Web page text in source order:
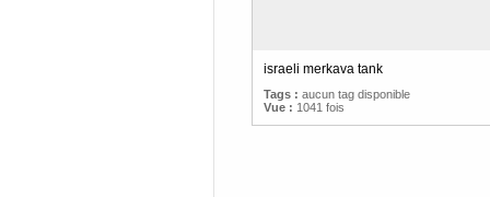
israeli merkava tank
Tags : aucun tag disponible
Vue : 1041 fois